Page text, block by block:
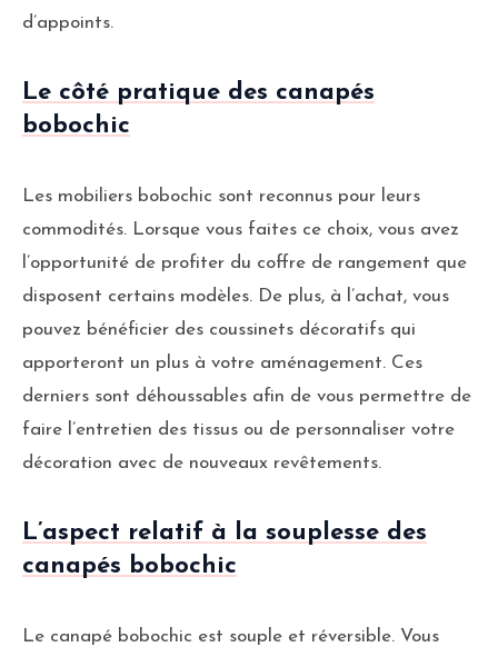
d’appoints.
Le côté pratique des canapés
bobochic
Les mobiliers bobochic sont reconnus pour leurs
commodités. Lorsque vous faites ce choix, vous avez
l’opportunité de profiter du coffre de rangement que
disposent certains modèles. De plus, à l’achat, vous
pouvez bénéficier des coussinets décoratifs qui
apporteront un plus à votre aménagement. Ces
derniers sont déhoussables afin de vous permettre de
faire l’entretien des tissus ou de personnaliser votre
décoration avec de nouveaux revêtements.
L’aspect relatif à la souplesse des
canapés bobochic
Le canapé bobochic est souple et réversible. Vous